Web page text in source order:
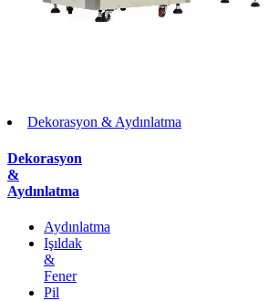
Dekorasyon & Aydınlatma
Dekorasyon
&
Aydınlatma
Aydınlatma
Işıldak
&
Fener
Pil